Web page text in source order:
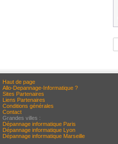
Haut de page
Allo-Depannage-Informatique ?
Sites Partenaires
Liens Partenaires
Conditions générales
Contact
Grandes villes :
Dépannage informatique Paris
Dépannage informatique Lyon
Dépannage informatique Marseille